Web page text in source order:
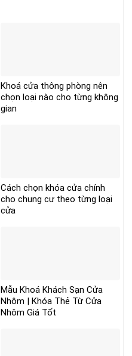
Khoá cửa thông phòng nên
chọn loại nào cho từng không
gian
Cách chọn khóa cửa chính
cho chung cư theo từng loại
cửa
Mẫu Khoá Khách Sạn Cửa
Nhôm | Khóa Thẻ Từ Cửa
Nhôm Giá Tốt